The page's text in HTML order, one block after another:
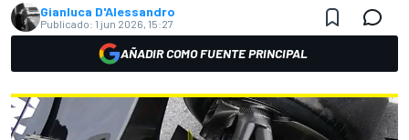
Gianluca D'Alessandro
Publicado: 1 jun 2026, 15:27
AÑADIR COMO FUENTE PRINCIPAL